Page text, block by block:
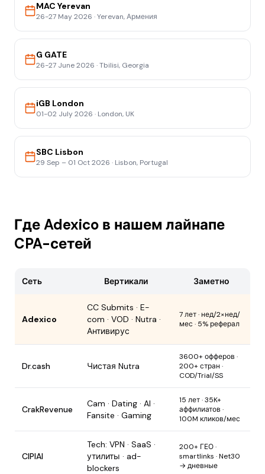
MAC Yerevan
26-27 May 2026 ·Yerevan, Армения
G GATE
26-27 June 2026 ·Tbilisi, Georgia
iGB London
01-02 July 2026 · London, UK
SBC Lisbon
29 Sep – 01 Oct 2026 · Lisbon, Portugal
Где Adexico в нашем лайнапе
CPA-сетей
Сеть Вертикали Заметно
Adexico
CC Submits · E-
com · VOD · Nutra ·
Антивирус
7 лет · нед/2×нед/
мес · 5% реферал
Dr.cash Чистая Nutra
3600+ офферов ·
200+ стран ·
COD/Trial/SS
CrakRevenue
Cam · Dating · AI ·
Fansite · Gaming
15 лет · 35K+
аффилиатов ·
100M кликов/мес
CIPIAI
Tech: VPN · SaaS ·
утилиты · ad-
blockers
200+ ГЕО ·
smartlinks · Net30
→ дневные